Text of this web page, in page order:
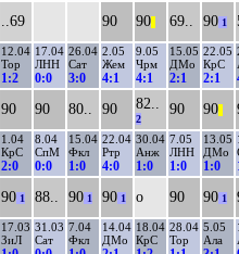
..69 90 90 69.. 90 1
12.04
Тор
1:2
17.04
ЛНН
0:0
26.04
Сат
3:0
2.05
Жем
4:1
9.05
Чрм
4:1
15.05
ДМо
2:1
22.05
КрС
2:1
90 90 80.. 90 82..
2
90 90
1.04
КрС
2:0
8.04
СпМ
0:0
15.04
Фкл
1:0
22.04
Ртр
4:0
30.04
Анж
1:0
7.05
ЛНН
1:0
13.05
ДМо
1:0
90 1 88.. 90 1 90 1 о 90 90 1
17.03
ЗиЛ
31.03
Сат
7.04
Фкл
14.04
ДМо
18.04
КрС
28.04
Тор
5.05
Ала